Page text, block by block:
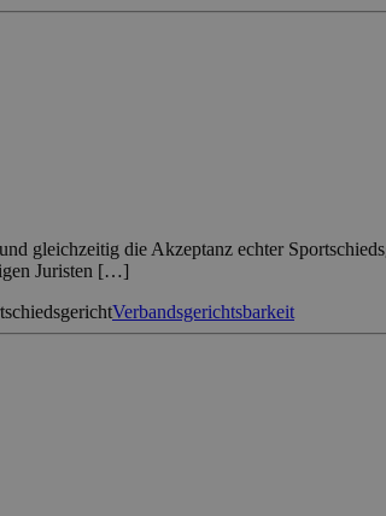
gleichzeitig die Akzeptanz echter
Juristen […]
Verbandsgerichtsbarkeit